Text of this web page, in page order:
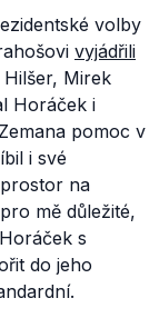
volby
vyjádřili
Mirek
Horáček i
pomoc v
i své
na
mě důležité,
Horáček s
do jeho